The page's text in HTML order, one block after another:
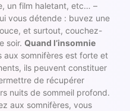
un film haletant, etc… –
vous détende : buvez une
et surtout, couchez-
soir. Quand l’insomnie
aux somnifères est forte et
ils peuvent constituer
de récupérer
nuits de sommeil profond.
aux somnifères, vous